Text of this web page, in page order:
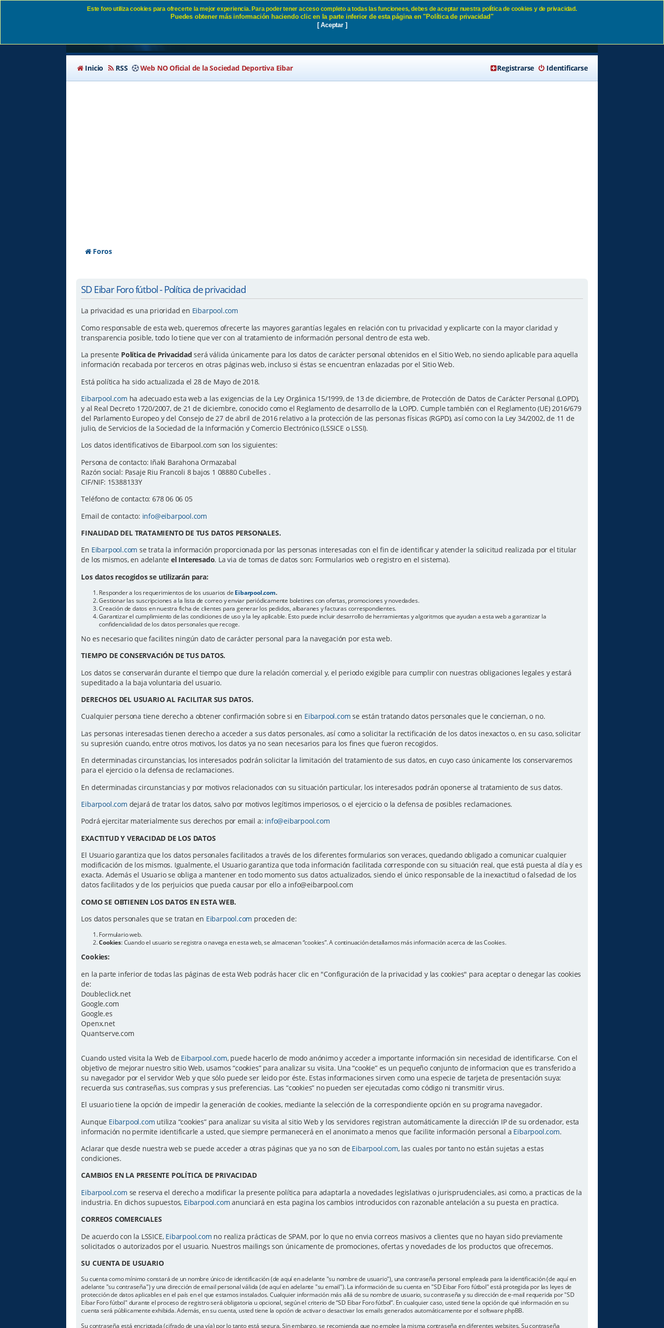
Política de privacidad SD Eibar
Inicio RSS Web NO Oficial de la Sociedad Deportiva Eibar Identificarse
Registrarse
Foros
SD Eibar Foro fútbol - Política de privacidad
La privacidad es una prioridad en Eibarpool.com
Como responsable de esta web, queremos ofrecerte las mayores garantías legales en relación con tu privacidad y explicarte con la mayor claridad y
transparencia posible, todo lo tiene que ver con al tratamiento de información personal dentro de esta web.
La presente Política de Privacidad será válida únicamente para los datos de carácter personal obtenidos en el Sitio Web, no siendo aplicable para aquella
información recabada por terceros en otras páginas web, incluso si éstas se encuentran enlazadas por el Sitio Web.
Está política ha sido actualizada el 28 de Mayo de 2018.
Eibarpool.com ha adecuado esta web a las exigencias de la Ley Orgánica 15/1999, de 13 de diciembre, de Protección de Datos de Carácter Personal (LOPD),
y al Real Decreto 1720/2007, de 21 de diciembre, conocido como el Reglamento de desarrollo de la LOPD. Cumple también con el Reglamento (UE) 2016/679
del Parlamento Europeo y del Consejo de 27 de abril de 2016 relativo a la protección de las personas físicas (RGPD), así como con la Ley 34/2002, de 11 de
julio, de Servicios de la Sociedad de la Información y Comercio Electrónico (LSSICE o LSSI).
Los datos identificativos de Eibarpool.com son los siguientes:
Persona de contacto: Iñaki Barahona Ormazabal
Razón social: Pasaje Riu Francoli 8 bajos 1 08880 Cubelles .
CIF/NIF: 15388133Y
Teléfono de contacto: 678 06 06 05
Email de contacto: info@eibarpool.com
FINALIDAD DEL TRATAMIENTO DE TUS DATOS PERSONALES.
En Eibarpool.com se trata la información proporcionada por las personas interesadas con el fin de identificar y atender la solicitud realizada por el titular
de los mismos, en adelanteel Interesado. La via de tomas de datos son: Formularios web o registro en el sistema).
Los datos recogidos se utilizarán para:
Responder a los requerimientos de los usuarios de Eibarpool.com.
Gestionar las suscripciones a la lista de correo y enviar periódicamente boletines con ofertas, promociones y novedades.
Creación de datos en nuestra ficha de clientes para generar los pedidos, albaranes y facturas correspondientes.
Garantizar el cumplimiento de las condiciones de uso y la ley aplicable. Esto puede incluir desarrollo de herramientas y algoritmos que ayudan a esta web a garantizar la
confidencialidad de los datos personales que recoge.
No es necesario que facilites ningún dato de carácter personal para la navegación por esta web.
TIEMPO DE CONSERVACIÓN DE TUS DATOS.
Los datos se conservarán durante el tiempo que dure la relación comercial y, el periodo exigible para cumplir con nuestras obligaciones legales y estará
supeditado a la baja voluntaria del usuario.
DERECHOS DEL USUARIO AL FACILITAR SUS DATOS.
Cualquier persona tiene derecho a obtener confirmación sobre si en Eibarpool.com se están tratando datos personales que le conciernan, o no.
Las personas interesadas tienen derecho a acceder a sus datos personales, así como a solicitar la rectificación de los datos inexactos o, en su caso, solicitar
su supresión cuando, entre otros motivos, los datos ya no sean necesarios para los fines que fueron recogidos.
En determinadas circunstancias, los interesados podrán solicitar la limitación del tratamiento de sus datos, en cuyo caso únicamente los conservaremos
para el ejercicio o la defensa de reclamaciones.
En determinadas circunstancias y por motivos relacionados con su situación particular, los interesados podrán oponerse al tratamiento de sus datos.
Eibarpool.com dejará de tratar los datos, salvo por motivos legítimos imperiosos, o el ejercicio o la defensa de posibles reclamaciones.
Podrá ejercitar materialmente sus derechos por email a: info@eibarpool.com
EXACTITUD Y VERACIDAD DE LOS DATOS
El Usuario garantiza que los datos personales facilitados a través de los diferentes formularios son veraces, quedando obligado a comunicar cualquier
modificación de los mismos. Igualmente, el Usuario garantiza que toda información facilitada corresponde con su situación real, que está puesta al día y es
exacta. Además el Usuario se obliga a mantener en todo momento sus datos actualizados, siendo el único responsable de la inexactitud o falsedad de los
datos facilitados y de los perjuicios que pueda causar por ello a info@eibarpool.com
COMO SE OBTIENEN LOS DATOS EN ESTA WEB.
Los datos personales que se tratan en Eibarpool.com proceden de:
Formulario web.
Cookies: Cuando el usuario se registra o navega en esta web, se almacenan “cookies”. A continuación detallamos más información acerca de las Cookies.
Cookies:
en la parte inferior de todas las páginas de esta Web podrás hacer clic en "Configuración de la privacidad y las cookies" para aceptar o denegar las cookies
de:
Doubleclick.net
Google.com
Google.es
Openx.net
Quantserve.com
Cuando usted visita la Web de Eibarpool.com, puede hacerlo de modo anónimo y acceder a importante información sin necesidad de identificarse. Con el
objetivo de mejorar nuestro sitio Web, usamos “cookies” para analizar su visita. Una “cookie” es un pequeño conjunto de informacion que es transferido a
su navegador por el servidor Web y que sólo puede ser leido por éste. Estas informaciones sirven como una especie de tarjeta de presentación suya:
recuerda sus contraseñas, sus compras y sus preferencias. Las “cookies” no pueden ser ejecutadas como código ni transmitir virus.
El usuario tiene la opción de impedir la generación de cookies, mediante la selección de la correspondiente opción en su programa navegador.
Aunque Eibarpool.com utiliza “cookies” para analizar su visita al sitio Web y los servidores registran automáticamente la dirección IP de su ordenador, esta
información no permite identificarle a usted, que siempre permanecerá en el anonimato a menos que facilite información personal a Eibarpool.com.
Aclarar que desde nuestra web se puede acceder a otras páginas que ya no son de Eibarpool.com, las cuales por tanto no están sujetas a estas
condiciones.
CAMBIOS EN LA PRESENTE POLÍTICA DE PRIVACIDAD
Eibarpool.com se reserva el derecho a modificar la presente política para adaptarla a novedades legislativas o jurisprudenciales, asi como, a practicas de la
industria. En dichos supuestos, Eibarpool.com anunciará en esta pagina los cambios introducidos con razonable antelación a su puesta en practica.
CORREOS COMERCIALES
De acuerdo con la LSSICE, Eibarpool.com no realiza prácticas de SPAM, por lo que no envia correos masivos a clientes que no hayan sido previamente
solicitados o autorizados por el usuario. Nuestros mailings son únicamente de promociones, ofertas y novedades de los productos que ofrecemos.
SU CUENTA DE USUARIO
Su cuenta como mínimo constará de un nombre único de identificación (de aquí en adelante "su nombre de usuario"), una contraseña personal empleada para la identificación (de aquí en
adelante "su contraseña") y una dirección de email personal válida (de aquí en adelante "su email"). La información de su cuenta en "SD Eibar Foro fútbol" está protegida por las leyes de
protección de datos aplicables en el país en el que estamos instalados. Cualquier información más allá de su nombre de usuario, su contraseña y su dirección de e-mail requerida por "SD
Eibar Foro fútbol" durante el proceso de registro será obligatoria u opcional, según el criterio de “SD Eibar Foro fútbol”. En cualquier caso, usted tiene la opción de qué información en su
cuenta será públicamente exhibida. Además, en su cuenta, usted tiene la opción de activar o desactivar los emails generados automáticamente por el software phpBB.
Su contraseña está encriptada (cifrado de una vía) por lo tanto está segura. Sin embargo, se recomienda que no emplee la misma contraseña en diferentes websites. Su contraseña
Este foro utiliza cookies para ofrecerte la mejor experiencia. Para poder tener acceso completo a todas las funcionees, debes de aceptar nuestra política de cookies y de privacidad.
Puedes obtener más información haciendo clic en la parte inferior de esta página en "Política de privacidad"
[ Aceptar ]